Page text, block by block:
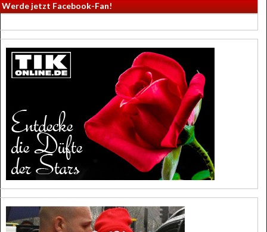
Werde jetzt Facebook-Fan!